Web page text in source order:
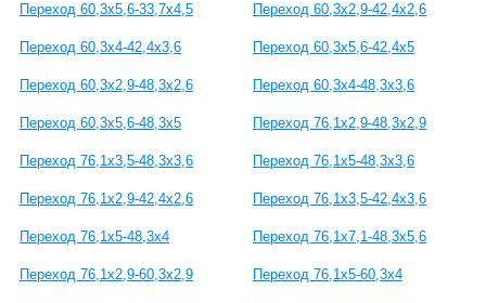
Переход 60,3x5,6-33,7x4,5 Переход 60,3x2,9-42,4x2,6
Переход 60,3x4-42,4x3,6 Переход 60,3x5,6-42,4x5
Переход 60,3x2,9-48,3x2,6 Переход 60,3x4-48,3x3,6
Переход 60,3x5,6-48,3x5 Переход 76,1x2,9-48,3x2,9
Переход 76,1x3,5-48,3x3,6 Переход 76,1x5-48,3x3,6
Переход 76,1x2,9-42,4x2,6 Переход 76,1x3,5-42,4x3,6
Переход 76,1x5-48,3x4 Переход 76,1x7,1-48,3x5,6
Переход 76,1x2,9-60,3x2,9 Переход 76,1x5-60,3x4